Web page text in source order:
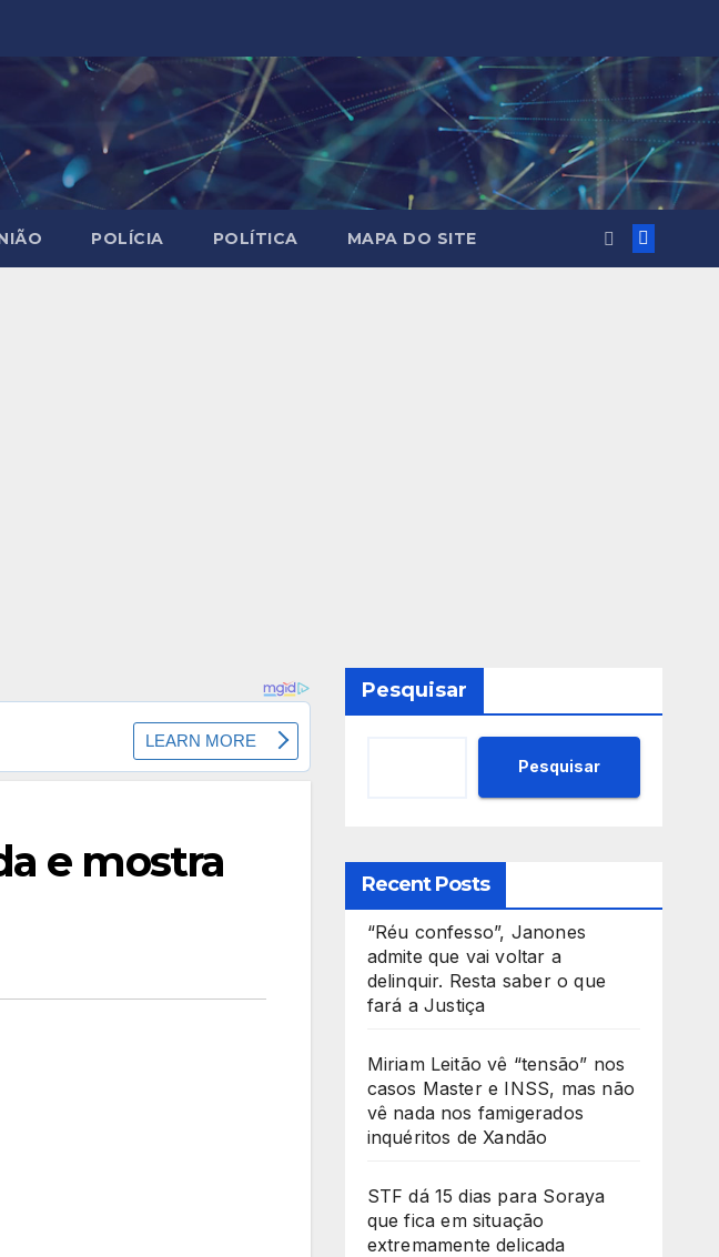
POLÍCIA POLÍTICA MAPA DO SITE
e mostra
Pesquisar
Pesquisar
Recent Posts
“Réu confesso”, Janones
admite que vai voltar a
delinquir. Resta saber o que
fará a Justiça
Miriam Leitão vê “tensão” nos
casos Master e INSS, mas não
vê nada nos famigerados
inquéritos de Xandão
STF dá 15 dias para Soraya
que fica em situação
extremamente delicada